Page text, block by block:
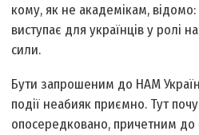
кому, як не академікам,
виступає для українців у ролі
сили.
Бути запрошеним до НАМ
події неабияк приємно. Тут
опосередковано, причетним до